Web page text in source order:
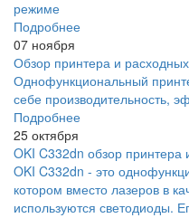
режиме
Подробнее
07 ноября
Обзор принтера и
Однофункциональный
себе производительность,
Подробнее
25 октября
OKI C332dn обзор
OKI C332dn - это
котором вместо лазеров в
используются светодиоды.